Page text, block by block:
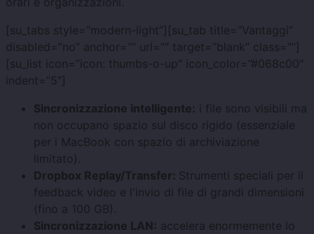
[su_tabs style=”modern-light”][su_tab title=”Vantaggi”
disabled=”no” anchor=”” url=”” target=”blank” class=””]
[su_list icon=”icon: thumbs-o-up” icon_color=”#068c00″
indent=”5″]
Sincronizzazione intelligente: i file sono visibili ma
non occupano spazio sul disco rigido (essenziale
per i MacBook con spazio di archiviazione
limitato).
Dropbox Replay/Transfer: Strumenti speciali per il
feedback video e l'invio di file di grandi dimensioni
(fino a 100 GB).
Sincronizzazione LAN: accelera enormemente lo